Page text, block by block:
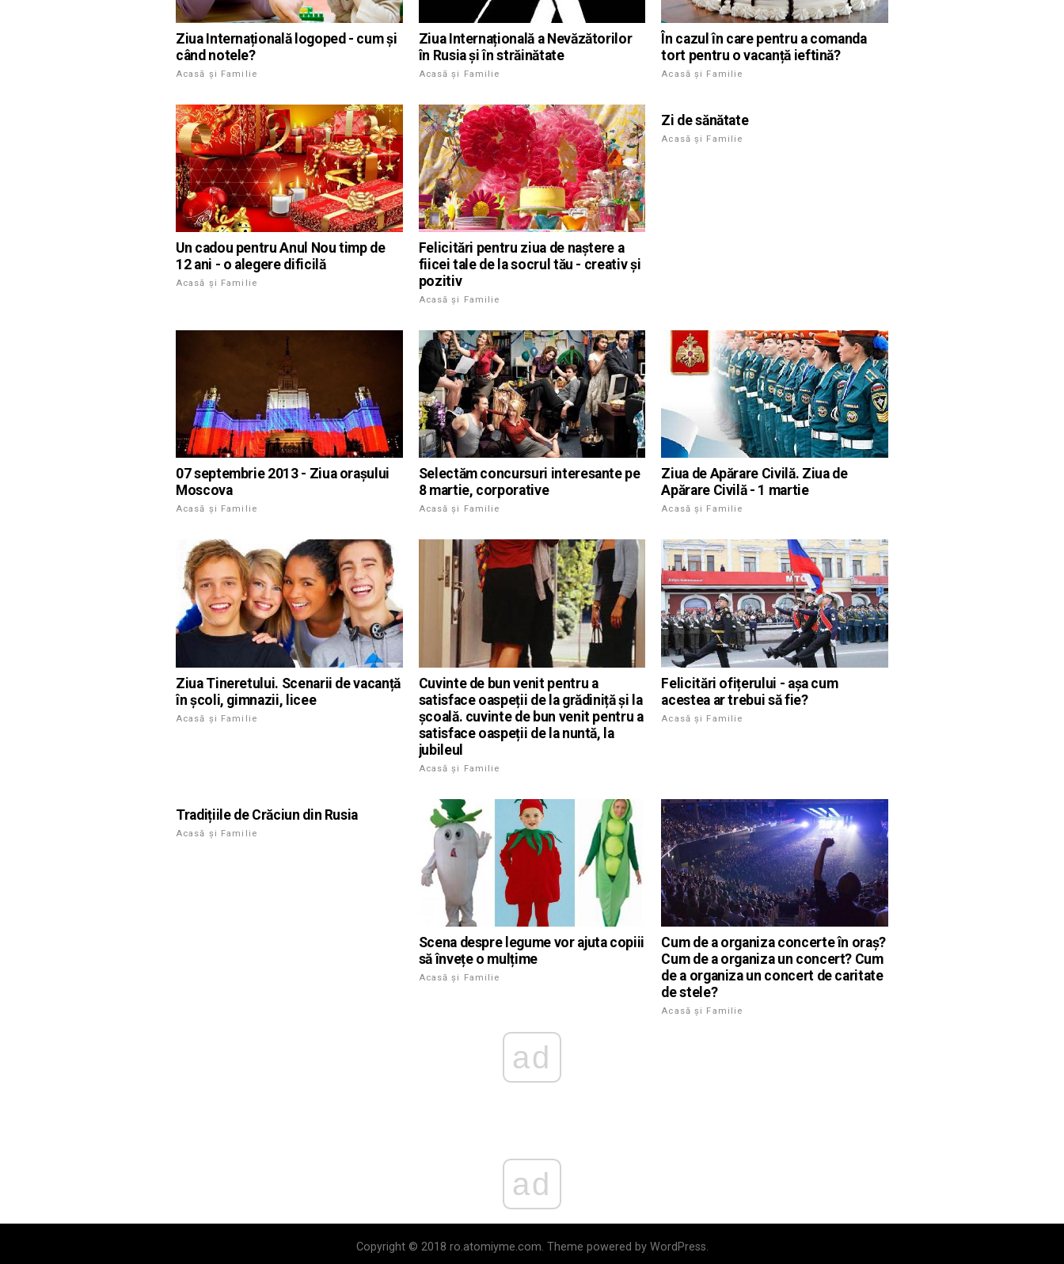
Ziua Internațională logoped - cum și
când notele?
Acasă și Familie
Ziua Internațională a Nevăzătorilor
în Rusia și în străinătate
Acasă și Familie
În cazul în care pentru a comanda
tort pentru o vacanță ieftină?
Acasă și Familie
Un cadou pentru Anul Nou timp de
12 ani - o alegere dificilă
Acasă și Familie
Felicitări pentru ziua de naștere a
fiicei tale de la socrul tău - creativ și
pozitiv
Acasă și Familie
Zi de sănătate
Acasă și Familie
07 septembrie 2013 - Ziua orașului
Moscova
Acasă și Familie
Selectăm concursuri interesante pe
8 martie, corporative
Acasă și Familie
Ziua de Apărare Civilă. Ziua de
Apărare Civilă - 1 martie
Acasă și Familie
Ziua Tineretului. Scenarii de vacanță
în școli, gimnazii, licee
Acasă și Familie
Cuvinte de bun venit pentru a
satisface oaspeții de la grădiniță și la
școală. cuvinte de bun venit pentru a
satisface oaspeții de la nuntă, la
jubileul
Acasă și Familie
Felicitări ofițerului - așa cum
acestea ar trebui să fie?
Acasă și Familie
Tradițiile de Crăciun din Rusia
Acasă și Familie
Scena despre legume vor ajuta copiii
să învețe o mulțime
Acasă și Familie
Cum de a organiza concerte în oraș?
Cum de a organiza un concert? Cum
de a organiza un concert de caritate
de stele?
Acasă și Familie
ad
ad
Copyright © 2018 ro.atomiyme.com. Theme powered by WordPress.